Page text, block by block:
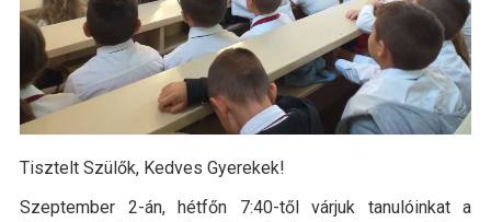
Tisztelt Szülők, Kedves Gyerekek!
Szeptember 2-án, hétfőn 7:40-től várjuk tanulóinkat a